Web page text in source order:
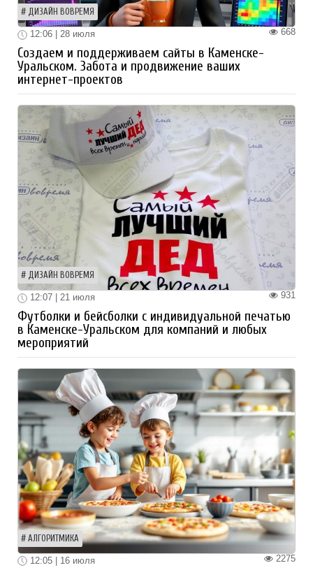
ДИЗАЙН ВОВРЕМЯ
668
12:06 | 28 июля
Создаем и поддерживаем сайты в Каменске-
Уральском. Забота и продвижение ваших
интернет-проектов
ДИЗАЙН ВОВРЕМЯ
931
12:07 | 21 июля
Футболки и бейсболки с индивидуальной печатью
в Каменске-Уральском для компаний и любых
мероприятий
АЛГОРИТМИКА
2275
12:05 | 16 июля